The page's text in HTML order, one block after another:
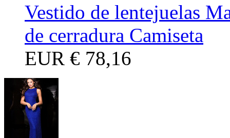
Vestido de lentejuelas
de cerradura Camiseta
EUR € 78,16